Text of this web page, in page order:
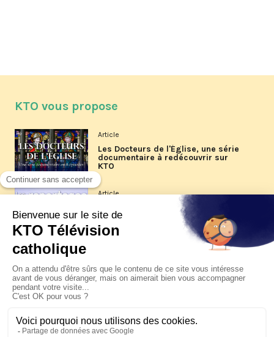
KTO vous propose
Article
Les Docteurs de l'Église, une série
documentaire à redécouvrir sur
KTO
Article
Les reportages d'été 2026 de KTO
La visite pastorale du pape Léon
XIV à Assise à suivre sur KTO le
jeudi 6 août
Le pape en Uruguay, Argentine et
Pérou du 6 au 17 novembre 2026